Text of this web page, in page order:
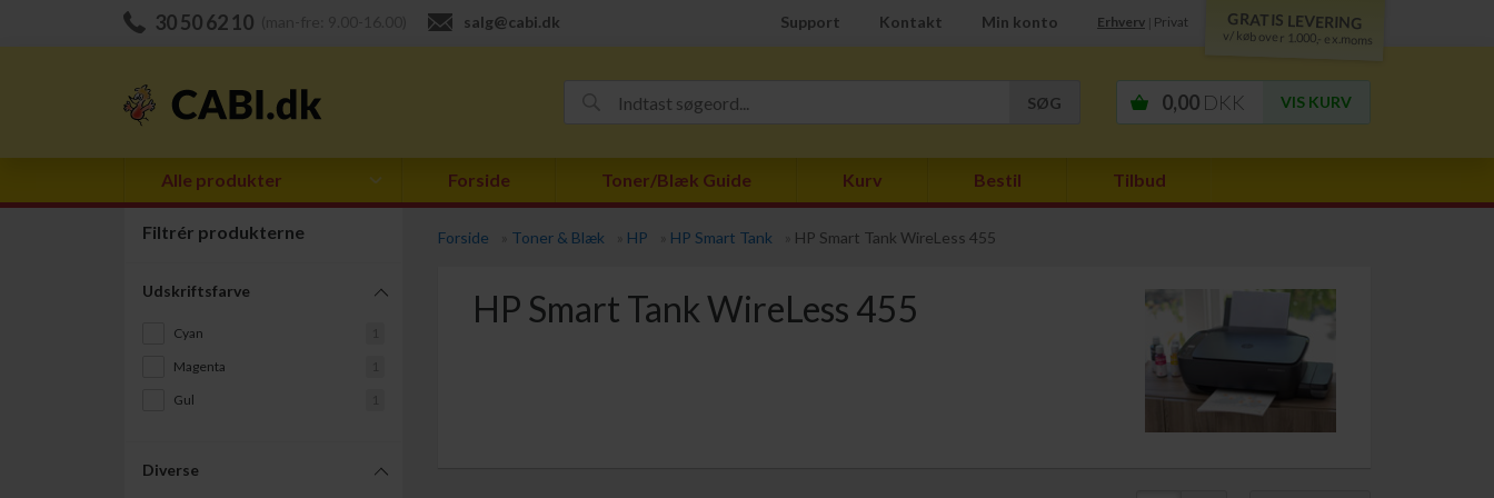
30 50 62 10 salg@cabi.dk Support Kontakt Min konto Erhverv Privat GRATIS LEVERING
v/ køb over 1.000,- ex.moms
VIS KURV
0,00 DKK
Alle produkter Forside Toner/Blæk Guide Kurv Bestil Tilbud
Filtrér produkterne
Udskriftsfarve
Cyan
Magenta
Gul
Diverse
Forside Toner & Blæk HP HP Smart Tank HP Smart Tank WireLess 455
HP Smart Tank WireLess 455